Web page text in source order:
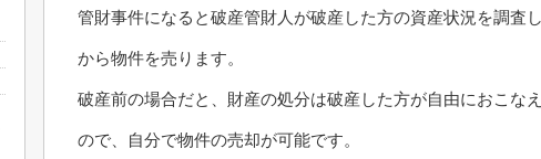
管財事件になると破産管財人が破産した方の資産状況を調査
から物件を売ります。
破産前の場合だと、財産の処分は破産した方が自由におこな
ので、自分で物件の売却が可能です。